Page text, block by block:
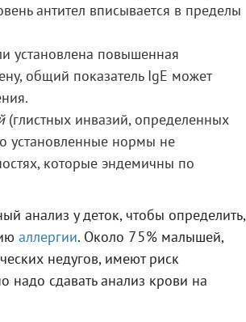
антител вписывается в пределы
установлена повышенная
общий показатель IgE может
(глистных инвазий, определенных
установленные нормы не
которые эндемичны по
анализ у деток, чтобы определить,
аллергии. Около 75% малышей,
недугов, имеют риск
надо сдавать анализ крови на